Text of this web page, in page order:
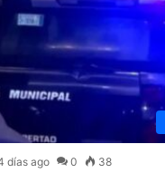
días ago 0 38